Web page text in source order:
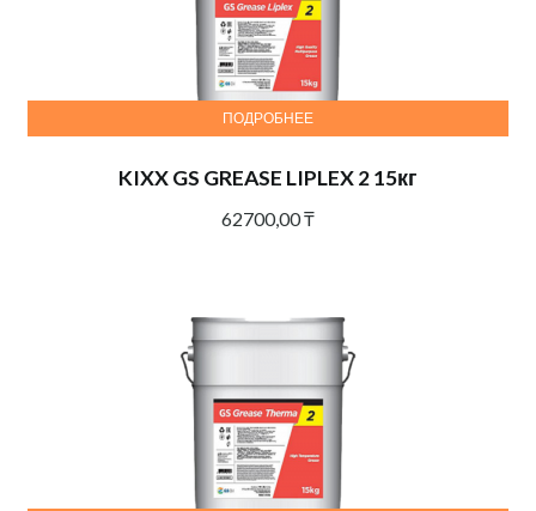
KIXX GS GREASE LIPLEX 2 15кг
62700,00₸
ПОДРОБНЕЕ